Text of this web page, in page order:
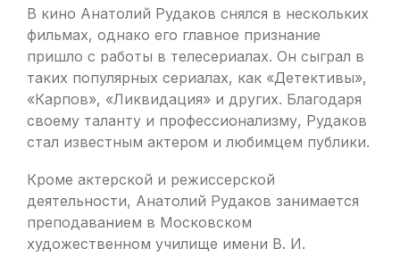
В кино Анатолий Рудаков снялся в нескольких
фильмах, однако его главное признание
пришло с работы в телесериалах. Он сыграл в
таких популярных сериалах, как «Детективы»,
«Карпов», «Ликвидация» и других. Благодаря
своему таланту и профессионализму, Рудаков
стал известным актером и любимцем публики.
Кроме актерской и режиссерской
деятельности, Анатолий Рудаков занимается
преподаванием в Московском
художественном училище имени В. И.